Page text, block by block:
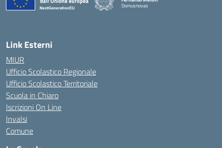
Domusnovas
Link Esterni
MIUR
Ufficio Scolastico Regionale
Ufficio Scolastico Territoriale
Scuola in Chiaro
Iscrizioni On Line
Invalsi
Comune